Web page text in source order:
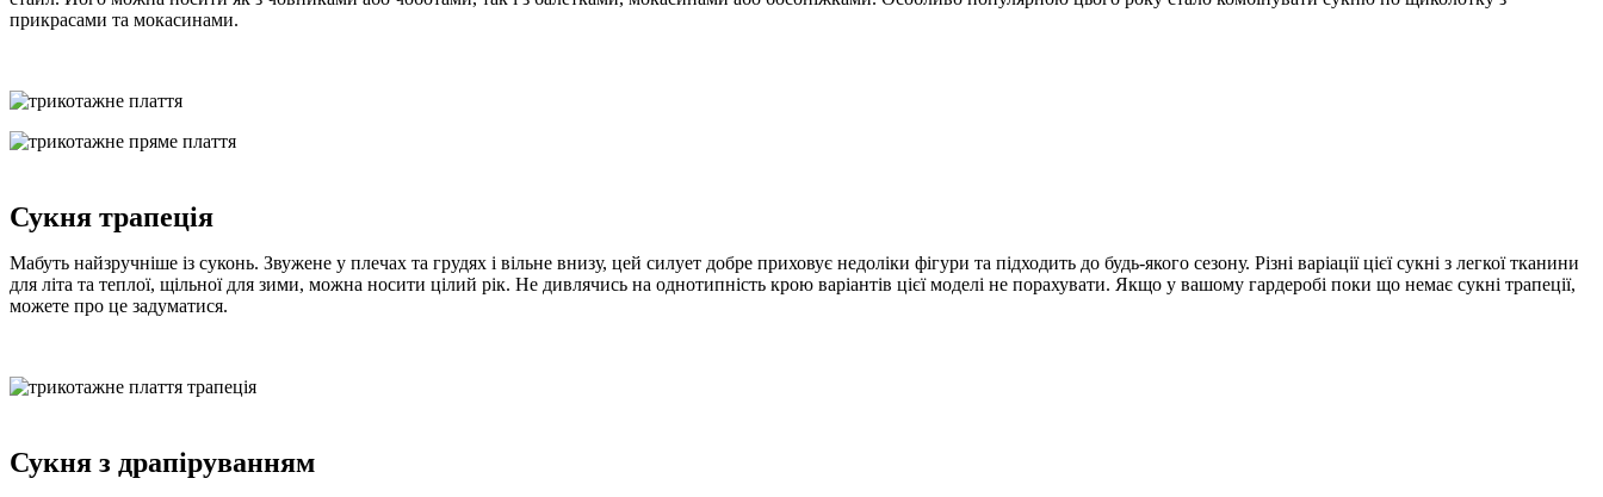
прикрасами та мокасинами.
Сукня трапеція
Мабуть найзручніше із суконь. Звужене у плечах та грудях і вільне внизу, цей силует добре приховує недоліки фігури та підходить до будь-якого сезону. Різні варіації цієї сукні з легкої тканини
для літа та теплої, щільної для зими, можна носити цілий рік. Не дивлячись на однотипність крою варіантів цієї моделі не порахувати. Якщо у вашому гардеробі поки що немає сукні трапеції,
можете про це задуматися.
Сукня з драпіруванням